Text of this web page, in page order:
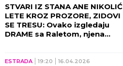
STVARI IZ STANA ANE NIKOLIĆ
LETE KROZ PROZORE, ZIDOVI
SE TRESU: Ovako izgledaju
DRAME sa Raletom, njena
ESTRADA 19:20 16.04.2026